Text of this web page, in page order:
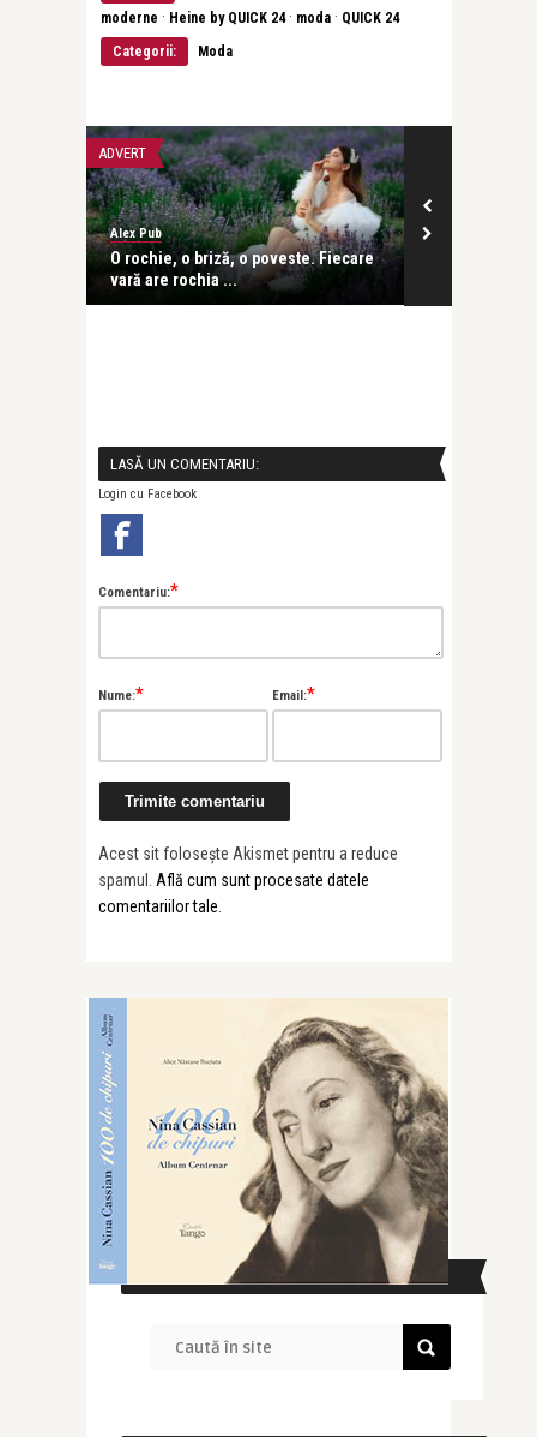
moderne · Heine by QUICK 24· moda · QUICK 24
Categorii:
Moda
ADVERT
Alex Pub
O rochie, o briză, o poveste. Fiecare
vară are rochia ...
LASĂ UN COMENTARIU:
Login cu Facebook
Comentariu:*
Nume:* Email:*
Acest sit folosește Akismet pentru a reduce
spamul. Află cum sunt procesate datele
comentariilor tale
CAUTĂ ÎN SITE